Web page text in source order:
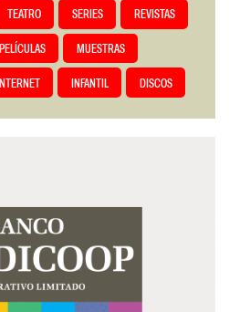
TEATRO SERIES REVISTAS
PELÍCULAS MUESTRAS
INTERNET INFANTIL DISCOS